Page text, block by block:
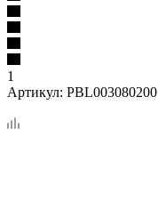
1
Артикул: PBL003080200